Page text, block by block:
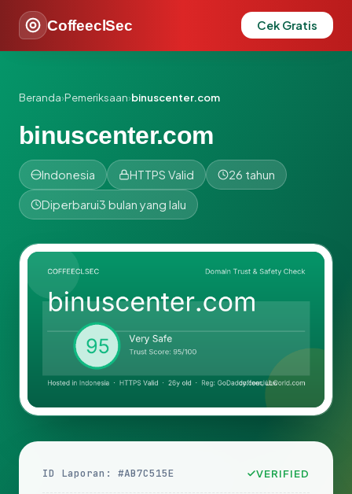
CoffeeclSec Cek Gratis
Beranda›Pemeriksaan›binuscenter.com
binuscenter.com
Indonesia HTTPS Valid 26 tahun
Diperbarui3 bulan yang lalu
ID Laporan: #AB7C515E VERIFIED